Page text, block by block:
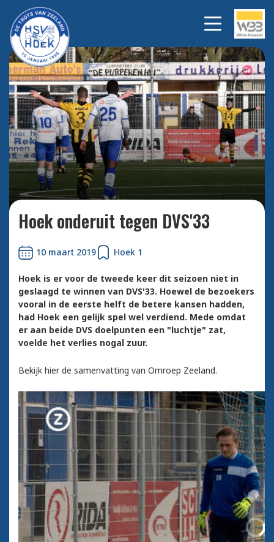
Hoek op eigen veld onderuit
tegen DVS'33.
Bekijk alle
foto's
Hoek onderuit tegen DVS'33
10 maart 2019 Hoek 1
Hoek is er voor de tweede keer dit seizoen niet in
geslaagd te winnen van DVS'33. Hoewel de bezoekers
vooral in de eerste helft de betere kansen hadden,
had Hoek een gelijk spel wel verdiend. Mede omdat
er aan beide DVS doelpunten een "luchtje" zat,
voelde het verlies nogal zuur.
Bekijk hier de samenvatting van Omroep Zeeland.